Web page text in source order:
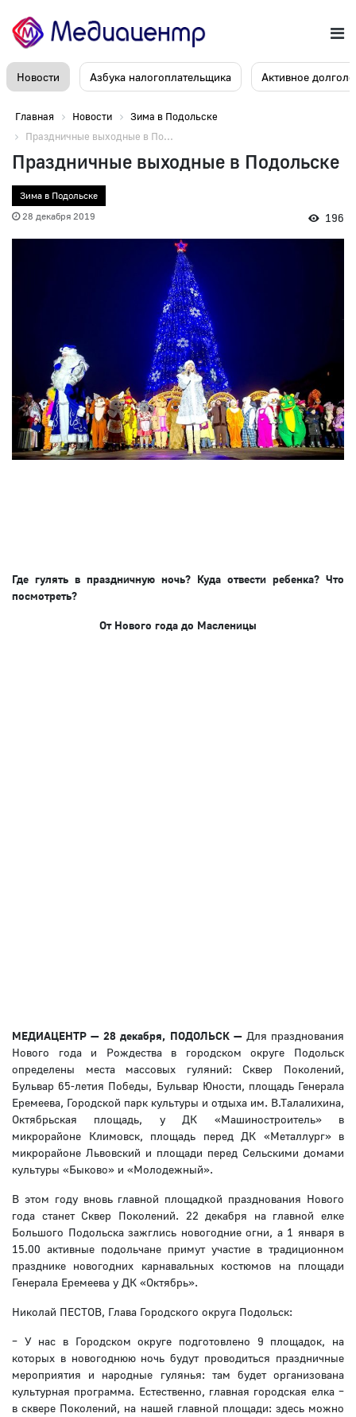
Новости Азбука налогоплательщика Активное
Главная Новости
Зима в Подольске
Праздничные выходные в По...
Праздничные выходные в Подольске
Зима в Подольске
28 декабря 2019
196
Где гулять в праздничную ночь? Куда отвести ребенка? Что
посмотреть?
От Нового года до Масленицы
МЕДИАЦЕНТР — 28 декабря, ПОДОЛЬСК — Для празднования
Нового года и Рождества в городском округе Подольск
определены места массовых гуляний: Сквер Поколений,
Бульвар 65-летия Победы, Бульвар Юности, площадь Генерала
Еремеева, Городской парк культуры и отдыха им. В.Талалихина,
Октябрьская площадь, у ДК «Машиностроитель» в
микрорайоне Климовск, площадь перед ДК «Металлург» в
микрорайоне Львовский и площади перед Сельскими домами
культуры «Быково» и «Молодежный».
В этом году вновь главной площадкой празднования Нового
года станет Сквер Поколений. 22 декабря на главной елке
Большого Подольска зажглись новогодние огни, а 1 января в
15.00 активные подольчане примут участие в традиционном
празднике новогодних карнавальных костюмов на площади
Генерала Еремеева у ДК «Октябрь».
Николай ПЕСТОВ, Глава Городского округа Подольск:
– У нас в Городском округе подготовлено 9 площадок, на
которых в новогоднюю ночь будут проводиться праздничные
мероприятия и народные гулянья: там будет организована
культурная программа. Естественно, главная городская елка –
в сквере Поколений, на нашей главной площади: здесь можно